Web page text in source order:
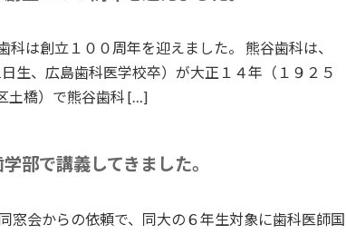
は創立１００周年を迎えました。 熊谷歯科は、
生、広島歯科医学校卒）が大正１４年（１９２５
土橋）で熊谷歯科 […]
部で講義してきました。
窓会からの依頼で、同大の６年生対象に歯科医師国